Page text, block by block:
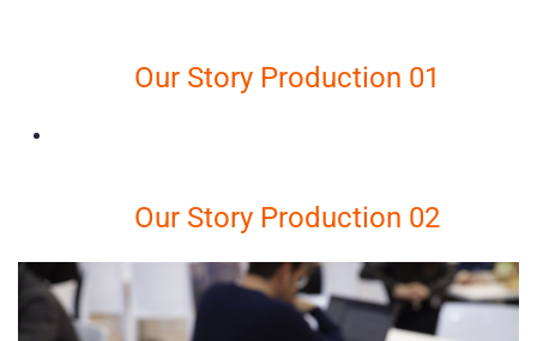
Our Story Production 01
Our Story Production 02